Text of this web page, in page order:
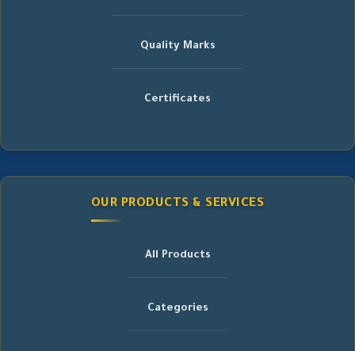
Quality Marks
Certificates
OUR PRODUCTS & SERVICES
All Products
Categories